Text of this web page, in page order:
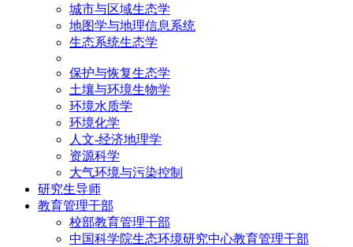
城市与区域生态学
地图学与地理信息系统
生态系统生态学
保护与恢复生态学
土壤与环境生物学
环境水质学
环境化学
人文-经济地理学
资源科学
大气环境与污染控制
研究生导师
教育管理干部
校部教育管理干部
中国科学院生态环境研究中心教育管理干部